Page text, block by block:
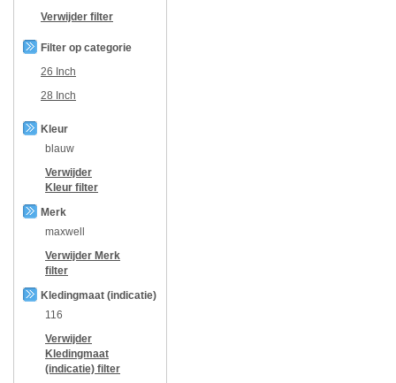
Verwijder filter
Filter op categorie
26 Inch
28 Inch
Kleur
blauw
Verwijder
Kleur filter
Merk
maxwell
Verwijder Merk
filter
Kledingmaat (indicatie)
116
Verwijder
Kledingmaat
(indicatie) filter